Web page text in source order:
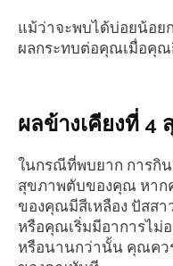
แม้ว่าจะพบได้บ่อยน้อย
ผลกระทบต่อคุณเมื่อคุณ
ผลข้างเคียงที่ 4
ในกรณีที่พบยาก การกิน
สุขภาพตับของคุณ หาก
ของคุณมีสีเหลือง ปัสส
หรือคุณเริ่มมีอาการไม่
หรือนานกว่านั้น คุณคว